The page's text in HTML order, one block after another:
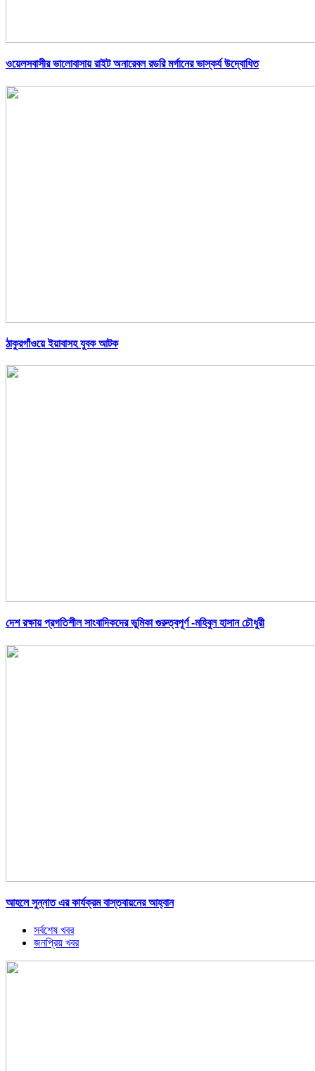
ওয়েলসবাসীর ভালোবাসায় রাইট অনারেবল রডরি মর্গানের ভাস্কর্য উদ্বোধিত
ঠাকুরগাঁওয়ে ইয়াবাসহ যুবক আটক
দেশ রক্ষায় প্রগতিশীল সাংবাদিকদের ভুমিকা গুরুত্বপূর্ণ -মহিবুল হাসান চৌধুরী
আহলে সুন্নাত এর কার্যক্রম বাস্তবায়নের আহ্বান
সর্বশেষ খবর
জনপ্রিয় খবর